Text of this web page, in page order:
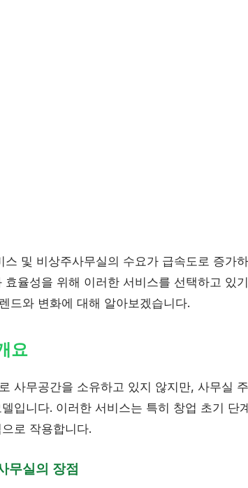
스 및 비상주사무실의 수요가 급속도로 증가
효율성을 위해 이러한 서비스를 선택하고 있
드와 변화에 대해 알아보겠습니다.
요
사무공간을 소유하고 있지 않지만, 사무실
입니다. 이러한 서비스는 특히 창업 초기 단
로 작용합니다.
무실의 장점